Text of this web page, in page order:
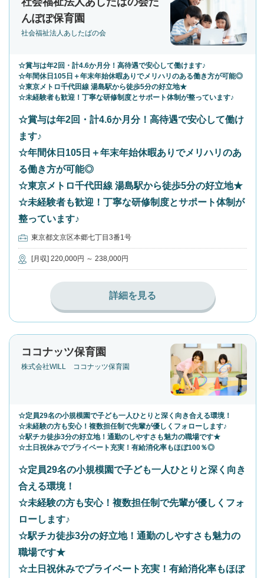
んぽぽ保育園
社会福祉法人あしたばの会
☆賞与は年2回・計4.6か月分！高待遇で安心して働けます♪
☆年間休日105日＋年末年始休暇ありでメリハリのある働き方が可能◎
☆東京メトロ千代田線 湯島駅から徒歩5分の好立地★
☆未経験者も歓迎！丁寧な研修制度とサポート体制が整っています♪
☆賞与は年2回・計4.6か月分！高待遇で安心して働け
ます♪
☆年間休日105日＋年末年始休暇ありでメリハリのあ
る働き方が可能◎
☆東京メトロ千代田線 湯島駅から徒歩5分の好立地★
☆未経験者も歓迎！丁寧な研修制度とサポート体制が
整っています♪
東京都文京区本郷七丁目3番1号
[月収] 220,000円 ～ 238,000円
詳細を見る
ココナッツ保育園
株式会社WILL ココナッツ保育園
☆定員29名の小規模園で子ども一人ひとりと深く向き合える環境！
☆未経験の方も安心！複数担任制で先輩が優しくフォローします♪
☆駅チカ徒歩3分の好立地！通勤のしやすさも魅力の職場です★
☆土日祝休みでプライベート充実！有給消化率もほぼ100％◎
☆定員29名の小規模園で子ども一人ひとりと深く向き
合える環境！
☆未経験の方も安心！複数担任制で先輩が優しくフォ
ローします♪
☆駅チカ徒歩3分の好立地！通勤のしやすさも魅力の
職場です★
☆土日祝休みでプライベート充実！有給消化率もほぼ